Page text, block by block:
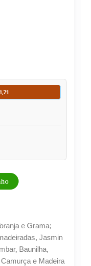
e Grama;
Jasmin
Baunilha,
e Madeira